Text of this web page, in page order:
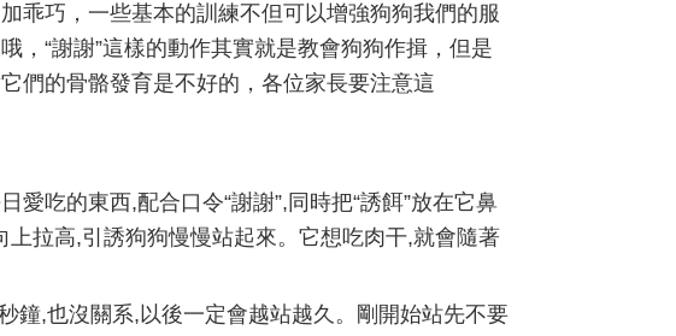
乖巧，一些基本的訓練不但可以增強狗狗我們的服
，“謝謝”這樣的動作其實就是教會狗狗作揖，但是
們的骨骼發育是不好的，各位家長要注意這
愛吃的東西,配合口令“謝謝”,同時把“誘餌”放在它鼻
上拉高,引誘狗狗慢慢站起來。它想吃肉干,就會隨著
鐘,也沒關系,以後一定會越站越久。剛開始站先不要